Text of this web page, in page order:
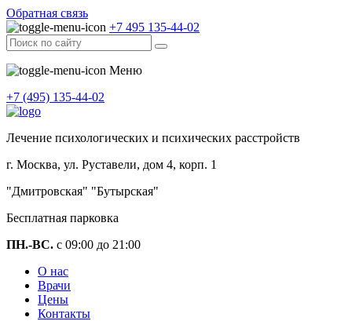
Обратная связь
+7 495 135-44-02
Меню
+7 (495) 135-44-02
Лечение психологических и психических расстройств
г. Москва, ул. Руставели, дом 4, корп. 1
"Дмитровская" "Бутырская"
Бесплатная парковка
ПН.-ВС. с 09:00 до 21:00
О нас
Врачи
Цены
Контакты